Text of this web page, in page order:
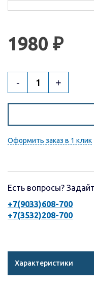
1980 ₽
- +
Оформить заказ в 1 клик
Есть вопросы?
+7(9033)608-700
+7(3532)208-700
Характеристики